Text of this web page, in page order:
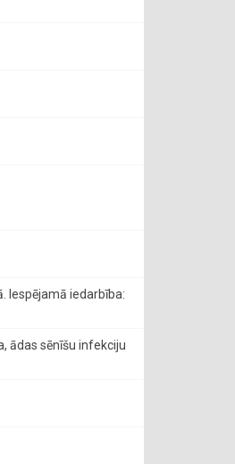
Iespējamā iedarbība:
ādas sēnīšu infekciju